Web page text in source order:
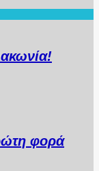
φορά